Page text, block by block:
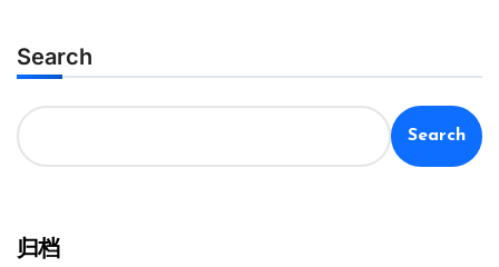
Search
Search
归档